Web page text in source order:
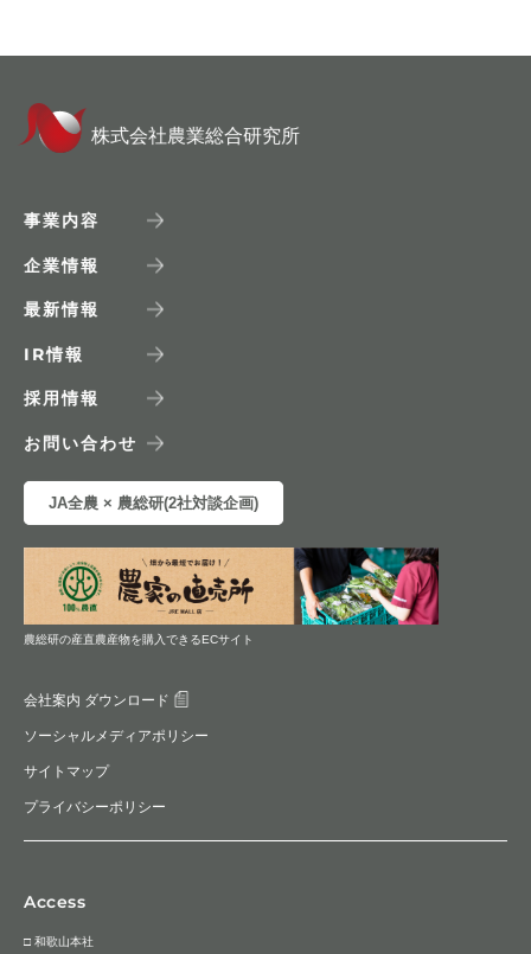
株式会社農業総合研究所
事業内容
企業情報
最新情報
IR情報
採用情報
お問い合わせ
JA全農 × 農総研(2社対談企画)
農総研の産直農産物を購入できるECサイト
会社案内 ダウンロード
ソーシャルメディアポリシー
サイトマップ
プライバシーポリシー
Access
□ 和歌山本社